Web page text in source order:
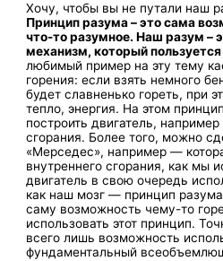
Хочу, чтобы вы не путали наш
Принцип разума – это сама
что-то разумное. Наш разум –
механизм, который
любимый пример на эту тему
горения: если взять немного
будет славненько гореть, при
тепло, энергия. На этом
построить двигатель,
сгорания. Более того, можно
«Мерседес», например —
внутреннего сгорания, как мы
двигатель в свою очередь
как наш мозг — принцип
саму возможность чему-то
использовать этот принцип.
всего лишь возможность
фундаментальный